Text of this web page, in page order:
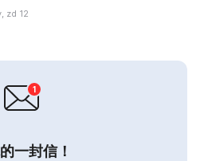
zd 12
一封信！